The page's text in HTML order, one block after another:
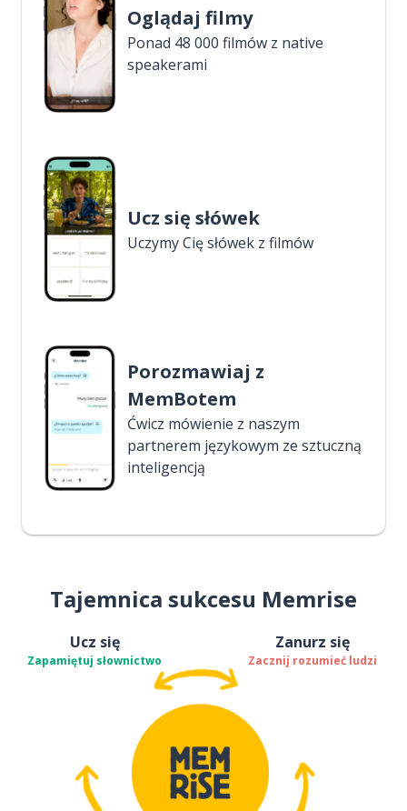
Oglądaj filmy
Ponad 48 000 filmów z native
speakerami
Ucz się słówek
Uczymy Cię słówek z filmów
Porozmawiaj z
MemBotem
Ćwicz mówienie z naszym
partnerem językowym ze sztuczną
inteligencją
Tajemnica sukcesu Memrise
Ucz się
Zapamiętuj słownictwo
Zanurz się
Zacznij rozumieć ludzi